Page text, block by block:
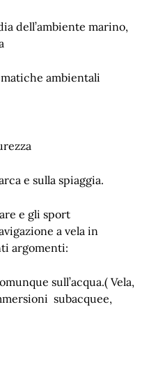
dell’ambiente marino,
ambientali
e sulla spiaggia.
e gli sport
a vela in
argomenti:
sull’acqua.( Vela,
subacquee,